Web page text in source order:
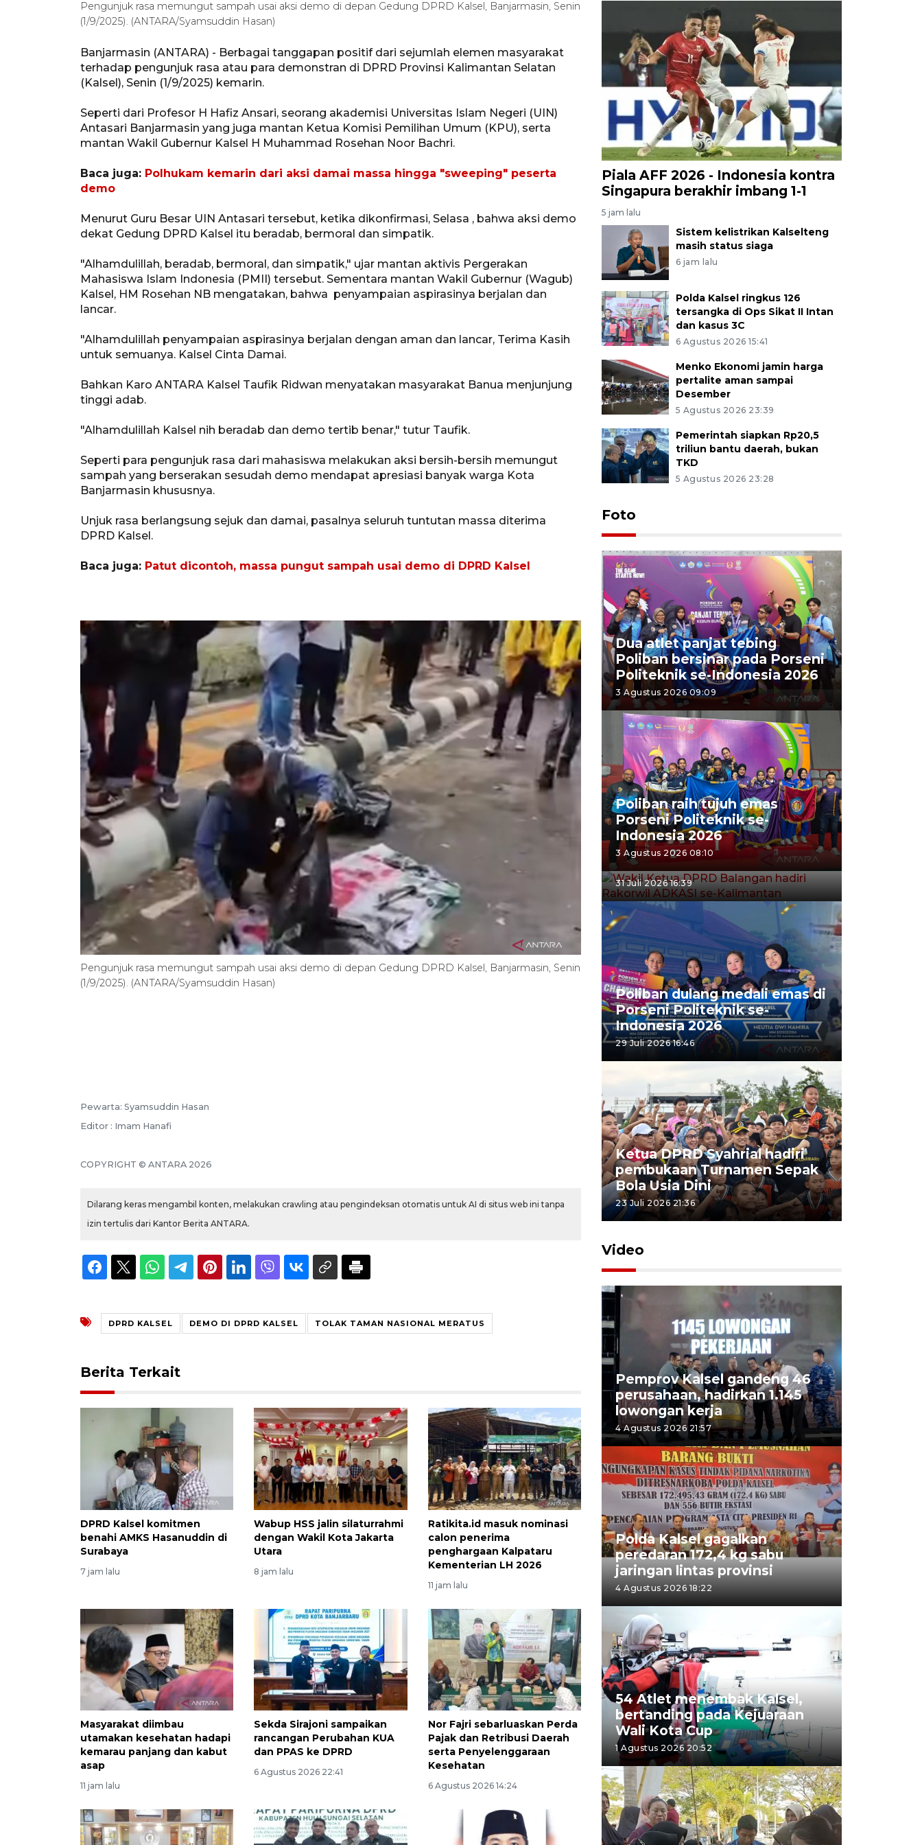
Pengunjuk rasa memungut sampah usai aksi demo di depan Gedung DPRD Kalsel, Banjarmasin, Senin
(1/9/2025). (ANTARA/Syamsuddin Hasan)
Banjarmasin (ANTARA) - Berbagai tanggapan positif dari sejumlah elemen masyarakat
terhadap pengunjuk rasa atau para demonstran di DPRD Provinsi Kalimantan Selatan
(Kalsel), Senin (1/9/2025) kemarin.
Seperti dari Profesor H Hafiz Ansari, seorang akademisi Universitas Islam Negeri (UIN)
Antasari Banjarmasin yang juga mantan Ketua Komisi Pemilihan Umum (KPU), serta
mantan Wakil Gubernur Kalsel H Muhammad Rosehan Noor Bachri.
Baca juga: Polhukam kemarin dari aksi damai massa hingga "sweeping" peserta
demo
Menurut Guru Besar UIN Antasari tersebut, ketika dikonfirmasi, Selasa , bahwa aksi demo
dekat Gedung DPRD Kalsel itu beradab, bermoral dan simpatik.
"Alhamdulillah, beradab, bermoral, dan simpatik," ujar mantan aktivis Pergerakan
Mahasiswa Islam Indonesia (PMII) tersebut. Sementara mantan Wakil Gubernur (Wagub)
Kalsel, HM Rosehan NB mengatakan, bahwa penyampaian aspirasinya berjalan dan
lancar.
"Alhamdulillah penyampaian aspirasinya berjalan dengan aman dan lancar, Terima Kasih
untuk semuanya. Kalsel Cinta Damai.
Bahkan Karo ANTARA Kalsel Taufik Ridwan menyatakan masyarakat Banua menjunjung
tinggi adab.
"Alhamdulillah Kalsel nih beradab dan demo tertib benar," tutur Taufik.
Seperti para pengunjuk rasa dari mahasiswa melakukan aksi bersih-bersih memungut
sampah yang berserakan sesudah demo mendapat apresiasi banyak warga Kota
Banjarmasin khususnya.
Unjuk rasa berlangsung sejuk dan damai, pasalnya seluruh tuntutan massa diterima
DPRD Kalsel.
Baca juga: Patut dicontoh, massa pungut sampah usai demo di DPRD Kalsel
Pengunjuk rasa memungut sampah usai aksi demo di depan Gedung DPRD Kalsel, Banjarmasin, Senin
(1/9/2025). (ANTARA/Syamsuddin Hasan)
Pewarta: Syamsuddin Hasan
Editor : Imam Hanafi
COPYRIGHT © ANTARA 2026
Dilarang keras mengambil konten, melakukan crawling atau pengindeksan otomatis untuk AI di situs web ini tanpa
izin tertulis dari Kantor Berita ANTARA.
DPRD KALSEL DEMO DI DPRD KALSEL TOLAK TAMAN NASIONAL MERATUS
Berita Terkait
DPRD Kalsel komitmen
benahi AMKS Hasanuddin di
Surabaya
7 jam lalu
Wabup HSS jalin silaturrahmi
dengan Wakil Kota Jakarta
Utara
8 jam lalu
Ratikita.id masuk nominasi
calon penerima
penghargaan Kalpataru
Kementerian LH 2026
11 jam lalu
Masyarakat diimbau
utamakan kesehatan hadapi
kemarau panjang dan kabut
asap
11 jam lalu
Sekda Sirajoni sampaikan
rancangan Perubahan KUA
dan PPAS ke DPRD
6 Agustus 2026 22:41
Nor Fajri sebarluaskan Perda
Pajak dan Retribusi Daerah
serta Penyelenggaraan
Kesehatan
6 Agustus 2026 14:24
Piala AFF 2026 - Indonesia kontra
Singapura berakhir imbang 1-1
5 jam lalu
Sistem kelistrikan Kalselteng
masih status siaga
6 jam lalu
Polda Kalsel ringkus 126
tersangka di Ops Sikat II Intan
dan kasus 3C
6 Agustus 2026 15:41
Menko Ekonomi jamin harga
pertalite aman sampai
Desember
5 Agustus 2026 23:39
Pemerintah siapkan Rp20,5
triliun bantu daerah, bukan
TKD
5 Agustus 2026 23:28
Foto
Dua atlet panjat tebing
Poliban bersinar pada Porseni
Politeknik se-Indonesia 2026
3 Agustus 2026 09:09
Poliban raih tujuh emas
Porseni Politeknik se-
Indonesia 2026
3 Agustus 2026 08:10
Wakil Ketua DPRD Balangan
hadiri Rakorwil ADKASI se-
Kalimantan
31 Juli 2026 16:39
Poliban dulang medali emas di
Porseni Politeknik se-
Indonesia 2026
29 Juli 2026 16:46
Ketua DPRD Syahrial hadiri
pembukaan Turnamen Sepak
Bola Usia Dini
23 Juli 2026 21:36
Video
Pemprov Kalsel gandeng 46
perusahaan, hadirkan 1.145
lowongan kerja
4 Agustus 2026 21:57
Polda Kalsel gagalkan
peredaran 172,4 kg sabu
jaringan lintas provinsi
4 Agustus 2026 18:22
54 Atlet menembak Kalsel,
bertanding pada Kejuaraan
Wali Kota Cup
1 Agustus 2026 20:52